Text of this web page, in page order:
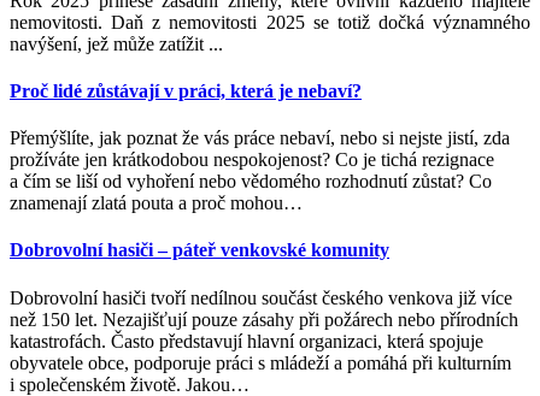
nemovitosti. Daň z nemovitosti 2025 se totiž dočká významného
navýšení, jež může zatížit ...
Proč lidé zůstávají v práci, která je nebaví?
Přemýšlíte, jak poznat že vás práce nebaví, nebo si nejste jistí, zda
prožíváte jen krátkodobou nespokojenost? Co je tichá rezignace
a čím se liší od vyhoření nebo vědomého rozhodnutí zůstat? Co
znamenají zlatá pouta a proč mohou…
Dobrovolní hasiči – páteř venkovské komunity
Dobrovolní hasiči tvoří nedílnou součást českého venkova již více
než 150 let. Nezajišťují pouze zásahy při požárech nebo přírodních
katastrofách. Často představují hlavní organizaci, která spojuje
obyvatele obce, podporuje práci s mládeží a pomáhá při kulturním
i společenském životě. Jakou…